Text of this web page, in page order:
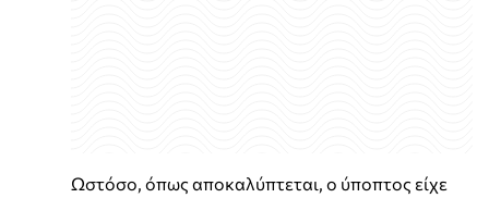
Ωστόσο, όπως αποκαλύπτεται, ο ύποπτος είχε